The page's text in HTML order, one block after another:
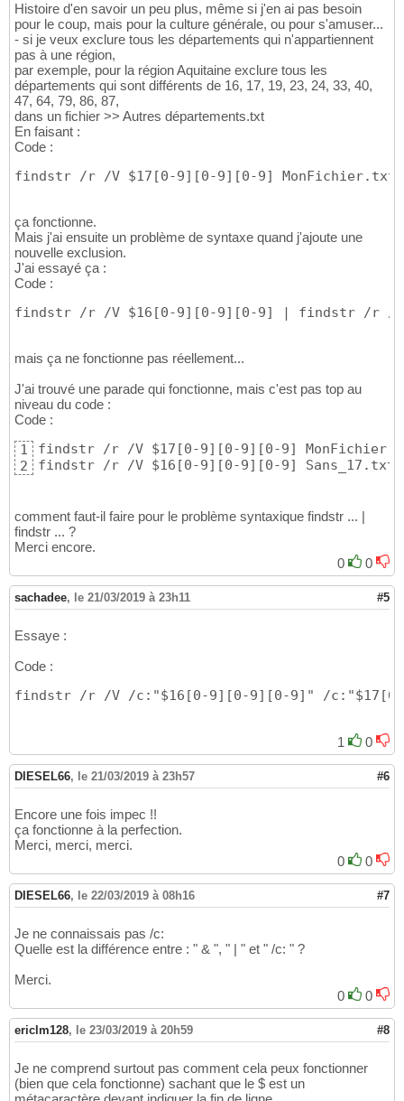
Histoire d'en savoir un peu plus, même si j'en ai pas besoin
pour le coup, mais pour la culture générale, ou pour s'amuser...
- si je veux exclure tous les départements qui n'appartiennent
pas à une région,
par exemple, pour la région Aquitaine exclure tous les
départements qui sont différents de 16, 17, 19, 23, 24, 33, 40,
47, 64, 79, 86, 87,
dans un fichier >> Autres départements.txt
En faisant :
Code :
findstr /r /V $17[0-9][0-9][0-9] MonFichier.txt
ça fonctionne.
Mais j'ai ensuite un problème de syntaxe quand j'ajoute une
nouvelle exclusion.
J'ai essayé ça :
Code :
findstr /r /V $16[0-9][0-9][0-9] | findstr /r /V
mais ça ne fonctionne pas réellement...
J'ai trouvé une parade qui fonctionne, mais c'est pas top au
niveau du code :
Code :
1
2
findstr /r /V $17[0-9][0-9][0-9]
findstr /r /V $16[0-9][0-9][0-9] Sans_17.txt
comment faut-il faire pour le problème syntaxique findstr ... |
findstr ... ?
Merci encore.
0
0
sachadee, le 21/03/2019 à 23h11 #5
Essaye :
Code :
findstr /r /V /c:"$16[0-9][0-9][0-9]" /c:"$17[0-
1 0
DIESEL66, le 21/03/2019 à 23h57 #6
Encore une fois impec !!
ça fonctionne à la perfection.
Merci, merci, merci.
0
0
DIESEL66, le 22/03/2019 à 08h16 #7
Je ne connaissais pas /c:
Quelle est la différence entre : " & ", " | " et " /c: " ?
Merci.
0
0
ericlm128, le 23/03/2019 à 20h59 #8
Je ne comprend surtout pas comment cela peux fonctionner
(bien que cela fonctionne) sachant que le $ est un